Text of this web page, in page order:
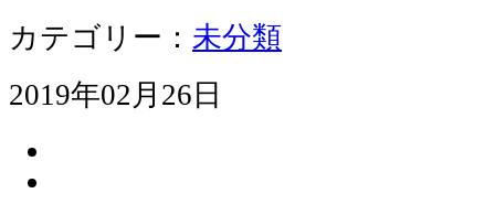
カテゴリー： 未分類
2019年02月26日